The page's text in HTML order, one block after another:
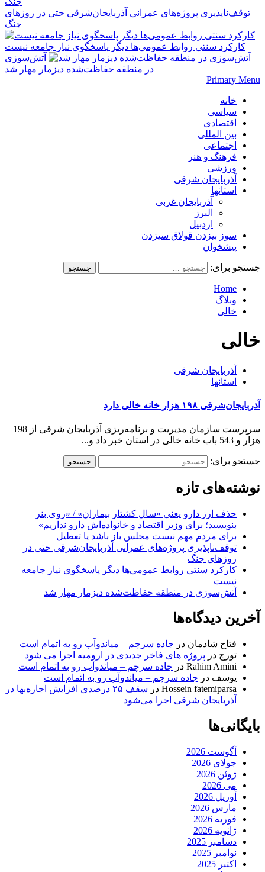
توقف‌ناپذیری پروژه‌های عمرانی آذربایجان‌شرقی حتی در روزهای
جنگ
کارکرد سنتی روابط عمومی‌ها دیگر پاسخگوی نیاز جامعه نیست
آتش‌سوزی
در منطقه حفاظت‌شده دیزمار مهار شد
Primary Menu
خانه
سیاسی
اقتصادی
بین المللی
اجتماعی
فرهنگ و هنر
ورزشی
آذربایجان شرقی
استانها
آذربایجان غربی
البرز
اردبیل
سوز بیزدن قولاق سیزدن
پیشخوان
جستجو برای:
Home
وبلاگ
خالی
خالی
آذربایجان شرقی
استانها
آذربایجان‌شرقی ۱۹۸ هزار خانه خالی دارد
سرپرست سازمان مدیریت و برنامه‌ریزی آذربایجان شرقی از 198
هزار و 543 باب خانه خالی در استان خبر داد و...
جستجو برای:
نوشته‌های تازه
حذف ارز دارو یعنی «سال کشتار بیماران» / «روی بنر
بنویسید؛ برای وزیر اقتصاد و خانواده‌اش دارو نداریم»
برای مردم مهم نیست مجلس باز باشد یا تعطیل
توقف‌ناپذیری پروژه‌های عمرانی آذربایجان‌شرقی حتی در
روزهای جنگ
کارکرد سنتی روابط عمومی‌ها دیگر پاسخگوی نیاز جامعه
نیست
آتش‌سوزی در منطقه حفاظت‌شده دیزمار مهار شد
آخرین دیدگاه‌ها
فتاح شادمان در جاده سرچم – میاندوآب رو به اتمام است
تورج در پروژه های فاخر جدیدی در ارومیه اجرا می شود
Rahim Amini در جاده سرچم – میاندوآب رو به اتمام است
یوسف در جاده سرچم – میاندوآب رو به اتمام است
Hossein fatemiparsa در
سقف ۲۵ درصدی افزایش اجاره‌بها در
آذربایجان شرقی اجرا می‌شود
بایگانی‌ها
آگوست 2026
جولای 2026
ژوئن 2026
می 2026
آوریل 2026
مارس 2026
فوریه 2026
ژانویه 2026
دسامبر 2025
نوامبر 2025
اکتبر 2025